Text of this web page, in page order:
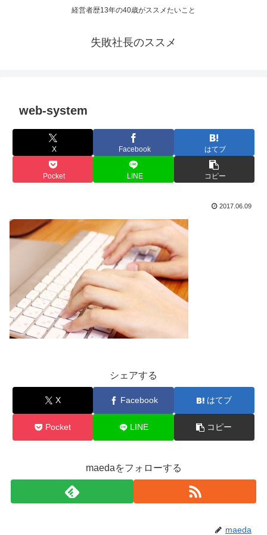
経営者歴13年の40歳がススメたいこと
失敗社長のススメ
web-system
X Facebook はてブ
Pocket LINE コピー
2017.06.09
シェアする
X Facebook はてブ
Pocket LINE コピー
maedaをフォローする
maeda